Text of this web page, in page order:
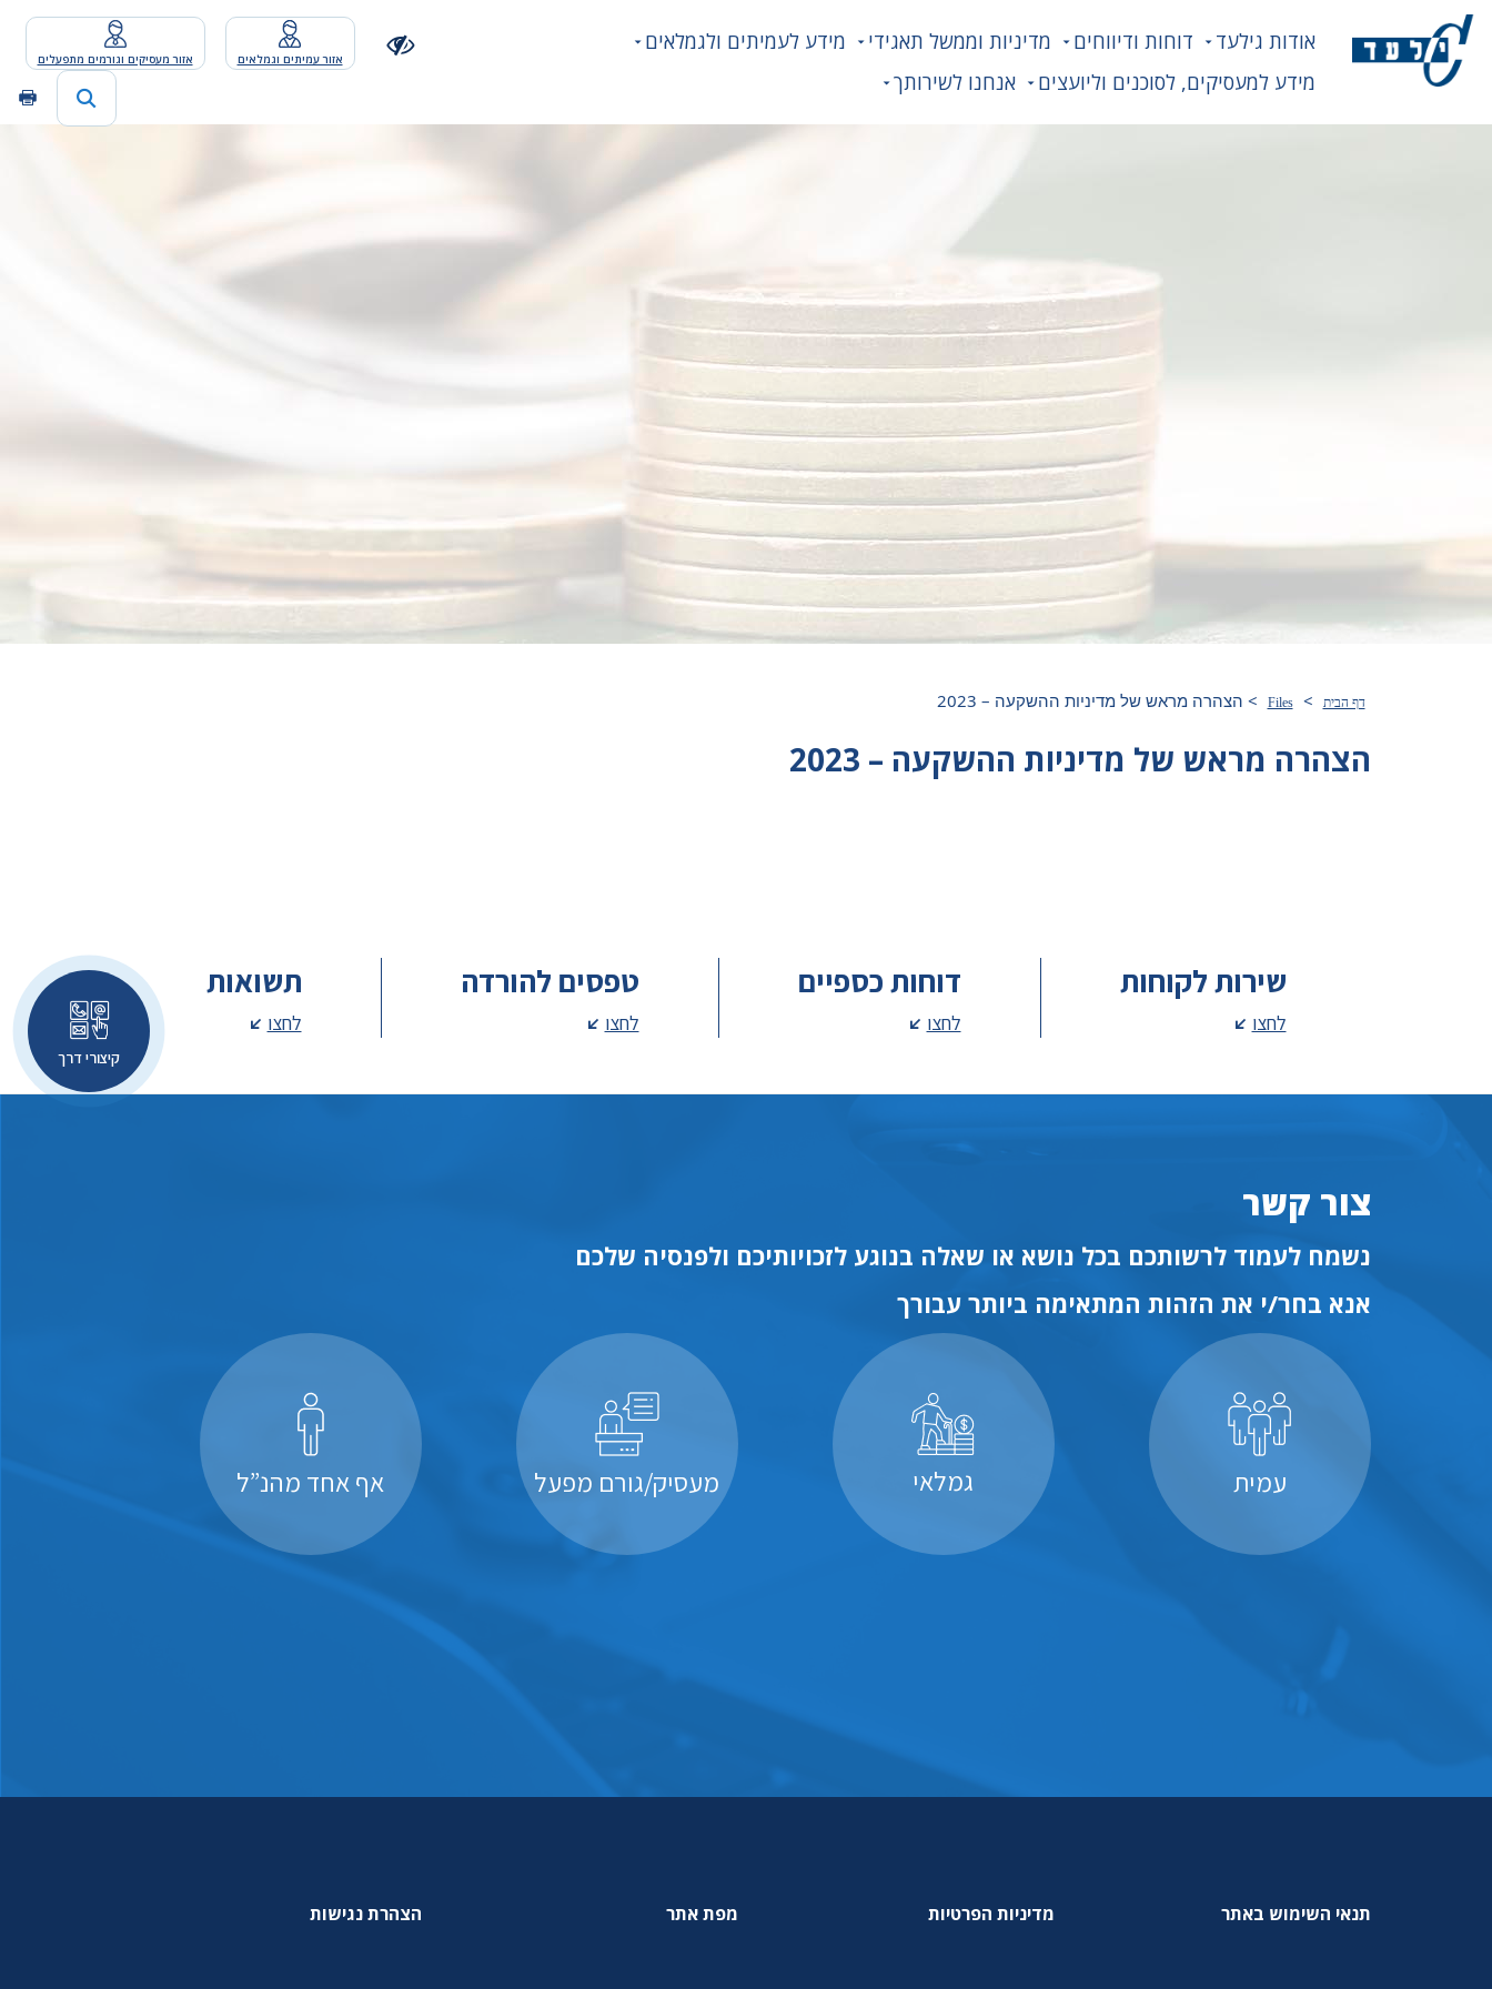
אודות גילעד דוחות ודיווחים מדיניות וממשל תאגידי
מידע לעמיתים ולגמלאים
מידע למעסיקים, לסוכנים וליועצים
אנחנו לשירותך
אזור עמיתים וגמלאים אזור מעסיקים וגורמים מתפעלים
קיצורי דרך
דף הבית >
Files
> הצהרה מראש של מדיניות ההשקעה – 2023
הצהרה מראש של מדיניות ההשקעה – 2023
שירות לקוחות
לחצו
דוחות כספיים
לחצו
טפסים להורדה
לחצו
תשואות
לחצו
צור קשר
נשמח לעמוד לרשותכם בכל נושא או שאלה בנוגע לזכויותיכם ולפנסיה שלכם
אנא בחר/י את הזהות המתאימה ביותר עבורך
עמית גמלאי מעסיק/גורם מפעל אף אחד מהנ”ל
תנאי השימוש באתר מדיניות הפרטיות מפת אתר הצהרת נגישות